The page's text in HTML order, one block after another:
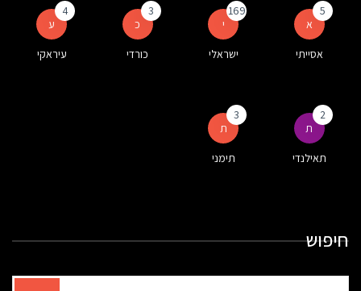
א
5
אסייתי
י
169
ישראלי
כ
3
כורדי
ע
4
עיראקי
ת
2
תאילנדי
ת
3
תימני
חיפוש